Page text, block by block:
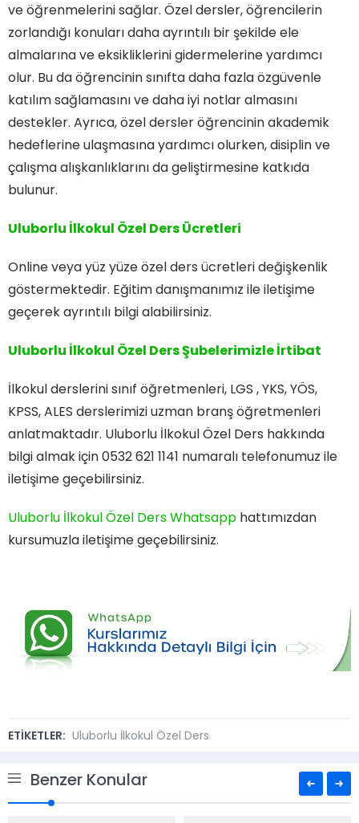
ve öğrenmelerini sağlar. Özel dersler, öğrencilerin
zorlandığı konuları daha ayrıntılı bir şekilde ele
almalarına ve eksikliklerini gidermelerine yardımcı
olur. Bu da öğrencinin sınıfta daha fazla özgüvenle
katılım sağlamasını ve daha iyi notlar almasını
destekler. Ayrıca, özel dersler öğrencinin akademik
hedeflerine ulaşmasına yardımcı olurken, disiplin ve
çalışma alışkanlıklarını da geliştirmesine katkıda
bulunur.
Uluborlu İlkokul Özel Ders Ücretleri
Online veya yüz yüze özel ders ücretleri değişkenlik
göstermektedir. Eğitim danışmanımız ile iletişime
geçerek ayrıntılı bilgi alabilirsiniz.
Uluborlu İlkokul Özel DersŞubelerimizle İrtibat
İlkokul derslerini sınıf öğretmenleri, LGS , YKS, YÖS,
KPSS, ALES derslerimizi uzman branş öğretmenleri
anlatmaktadır. Uluborlu İlkokul Özel Ders hakkında
bilgi almak için 0532 621 1141 numaralı telefonumuz ile
iletişime geçebilirsiniz.
Uluborlu İlkokul Özel Ders Whatsapp hattımızdan
kursumuzla iletişime geçebilirsiniz.
ETİKETLER: Uluborlu İlkokul Özel Ders
Benzer Konular